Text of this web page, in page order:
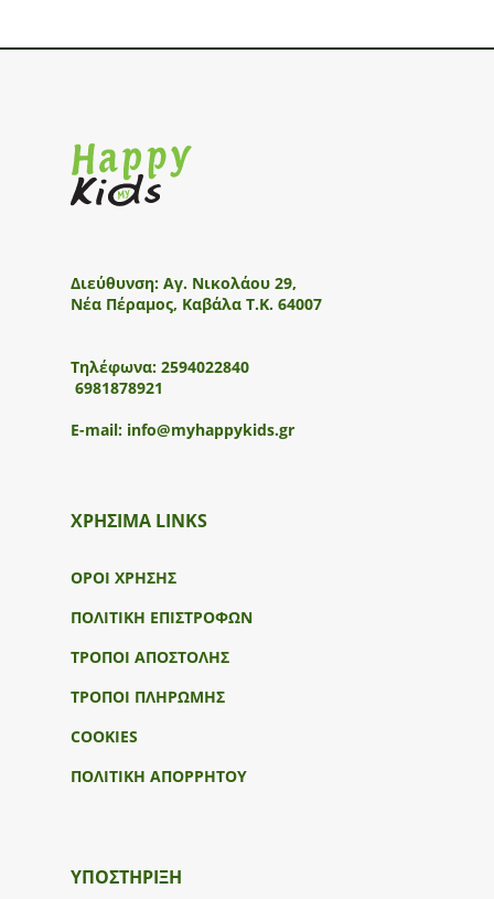
Διεύθυνση: Αγ. Νικολάου 29,
Νέα Πέραμος, Καβάλα Τ.Κ. 64007
Τηλέφωνα: 2594022840
6981878921
E-mail: info@myhappykids.gr
ΧΡΗΣΙΜΑ LINKS
ΟΡΟΙ ΧΡΗΣΗΣ
ΠΟΛΙΤΙΚΗ ΕΠΙΣΤΡΟΦΩΝ
ΤΡΟΠΟΙ ΑΠΟΣΤΟΛΗΣ
ΤΡΟΠΟΙ ΠΛΗΡΩΜΗΣ
COOKIES
ΠΟΛΙΤΙΚΗ ΑΠΟΡΡΗΤΟΥ
ΥΠΟΣΤΉΡΙΞΗ